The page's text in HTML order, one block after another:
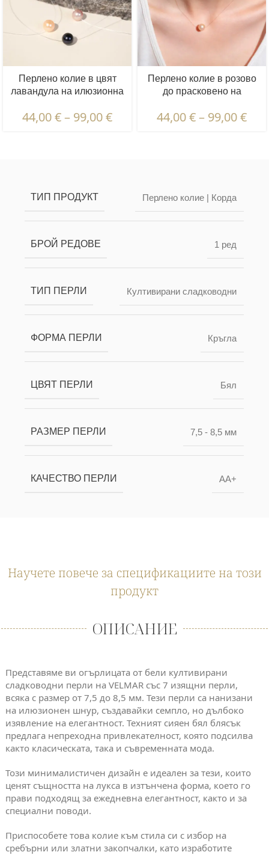
Перлено колие в цвят
лавандула на илюзионна
Кръгли перли | 1 бр.
44,00€– 99,00€
Перлено колие в розово
до прасковено на
10 мм | Кръгли перли | 1
44,00€– 99,00€
сертификация | Опаковка и доставка
ТИП ПРОДУКТ Перлено колие | Корда
БРОЙ РЕДОВЕ 1 ред
ТИП ПЕРЛИ Култивирани сладководни
ФОРМА ПЕРЛИ Кръгла
ЦВЯТ ПЕРЛИ Бял
РАЗМЕР ПЕРЛИ 7,5 - 8,5 мм
КАЧЕСТВО ПЕРЛИ AA+
Научете повече за спецификациите на този
продукт
ОПИСАНИЕ
Представяме ви огърлицата от бели култивирани
сладководни перли на VELMAR със 7 изящни перли,
всяка с размер от 7,5 до 8,5 мм. Тези перли са нанизани
на илюзионен шнур, създавайки семпло, но дълбоко
изявление на елегантност. Техният сияен бял блясък
предлага непреходна привлекателност, която подсилва
както класическата, така и съвременната мода.
Този минималистичен дизайн е идеален за тези, които
ценят същността на лукса в изтънчена форма, което го
прави подходящ за ежедневна елегантност, както и за
специални поводи.
Приспособете това колие към стила си с избор на
сребърни или златни закопчалки, като изработите